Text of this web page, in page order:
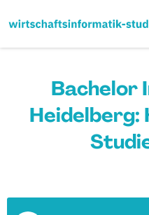
Bachelor
Heidelberg: